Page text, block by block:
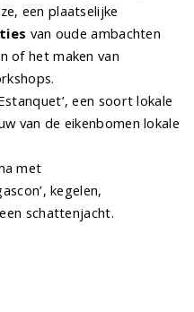
een plaatselijke
van oude ambachten
of het maken van
een soort lokale
van de eikenbomen lokale
met
kegelen,
schattenjacht.